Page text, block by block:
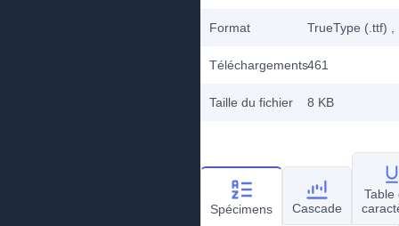
Format TrueType (.ttf)
Téléchargements461
Taille du fichier 8 KB
Spécimens Cascade
Table